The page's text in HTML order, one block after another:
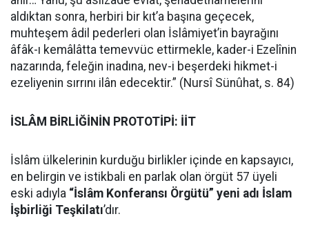
aldıktan sonra, herbiri bir kıt’a başına geçecek,
muhteşem âdil pederleri olan İslâmiyet’in bayrağını
âfâk-ı kemâlâtta temevvüc ettirmekle, kader-i Ezelînin
nazarında, feleğin inadına, nev-i beşerdeki hikmet-i
ezeliyenin sırrını ilân edecektir.” (Nursî Sünûhat, s. 84)
İSLÂM BİRLİĞİNİN PROTOTİPİ: İİT
İslâm ülkelerinin kurduğu birlikler içinde en kapsayıcı,
en belirgin ve istikbali en parlak olan örgüt 57 üyeli
eski adıyla “İslâm Konferansı Örgütü” yeni adı İslam
İşbirliği Teşkilatı’dır.